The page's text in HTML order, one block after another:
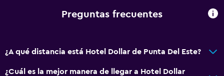
Preguntas frecuentes
¿A qué distancia está Hotel Dollar de Punta Del Este?
¿Cuál es la mejor manera de llegar a Hotel Dollar